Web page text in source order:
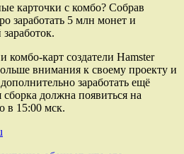
карточки с комбо? Собрав
заработать 5 млн монет и
карт создатели Hamster
внимания к своему проекту и
заработать ещё
должна появиться на
в 15:00 мск.